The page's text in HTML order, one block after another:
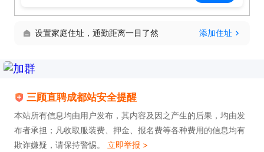
设置家庭住址，通勤距离一目了然 添加住址
三顾直聘成都站安全提醒
本站所有信息均由用户发布，其内容及因之产生的后果，均由发
布者承担；凡收取服装费、押金、报名费等各种费用的信息均有
欺诈嫌疑，请保持警惕。 立即举报 >